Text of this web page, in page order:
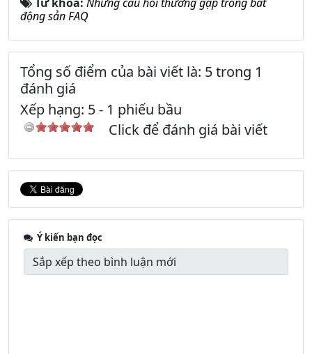
động sản FAQ
Tổng số điểm của bài viết là: 5 trong 1
đánh giá
Xếp hạng: 5- 1 phiếu bầu
Click để đánh giá bài viết
Ý kiến bạn đọc